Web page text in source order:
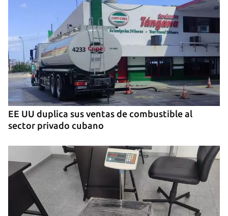
MIAMI
La hija de un diplomático castrista expulsado de
EE UU en 2003 está bajo custodia del ICE
EE UU duplica sus ventas de combustible al
sector privado cubano